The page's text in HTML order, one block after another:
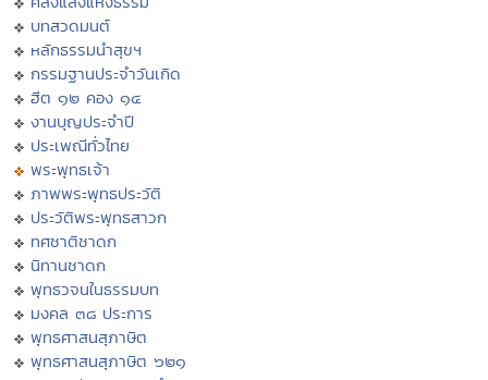
บทสวดมนต์
หลักธรรมนำสุขฯ
กรรมฐานประจำวันเกิด
ฮีต ๑๒ คอง ๑๔
งานบุญประจำปี
ประเพณีทั่วไทย
พระพุทธเจ้า
ภาพพระพุทธประวัติ
ประวัติพระพุทธสาวก
ทศชาติชาดก
นิทานชาดก
พุทธวจนในธรรมบท
มงคล ๓๘ ประการ
พุทธศาสนสุภาษิต
พุทธศาสนสุภาษิต ๖๒๑